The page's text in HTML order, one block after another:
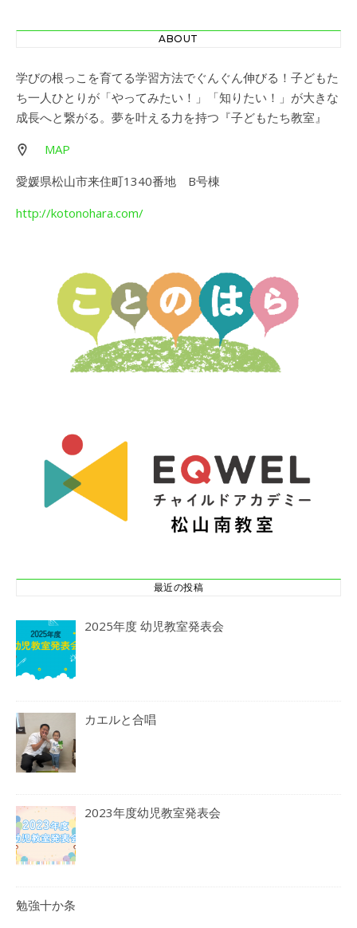
ABOUT
学びの根っこを育てる学習方法でぐんぐん伸びる！子どもた
ち一人ひとりが「やってみたい！」「知りたい！」が大きな
成長へと繋がる。夢を叶える力を持つ『子どもたち教室』
MAP
愛媛県松山市来住町1340番地 B号棟
http://kotonohara.com/
最近の投稿
2025年度 幼児教室発表会
カエルと合唱
2023年度幼児教室発表会
勉強十か条